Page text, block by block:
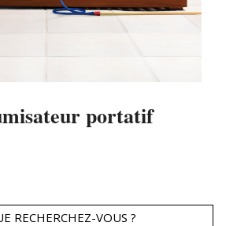
portatif
RECHERCHEZ-VOUS ?